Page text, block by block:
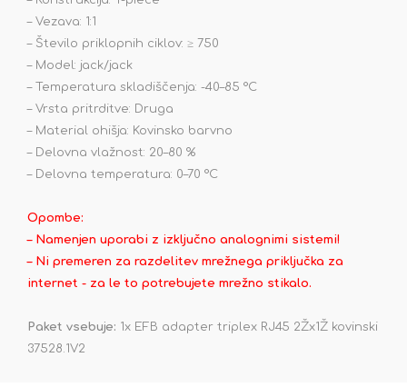
– Vezava: 1:1
– Število priklopnih ciklov: ≥ 750
– Model: jack/jack
– Temperatura skladiščenja: -40–85 °C
– Vrsta pritrditve: Druga
– Material ohišja: Kovinsko barvno
– Delovna vlažnost: 20–80 %
– Delovna temperatura: 0–70 °C
Opombe:
– Namenjen uporabi z izključno analognimi sistemi!
– Ni premeren za razdelitev mrežnega priključka za
internet - za le to potrebujete mrežno stikalo.
Paket vsebuje: 1x EFB adapter triplex RJ45 2Žx1Ž kovinski
37528.1V2